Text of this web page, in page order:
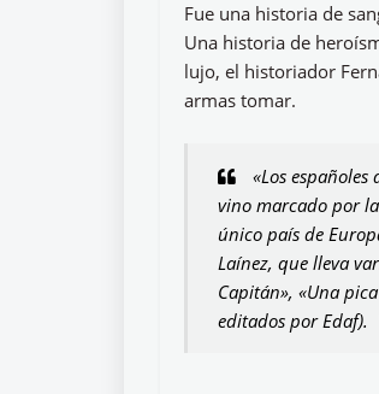
Fue una historia de
Una historia de
lujo, el historiador
armas tomar.
«Los
vino marcado por
único país de
Laínez, que lleva
Capitán», «Una
editados por Edaf).